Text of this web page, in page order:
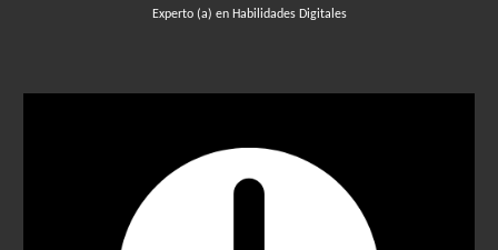
Experto (a) en Habilidades Digitales